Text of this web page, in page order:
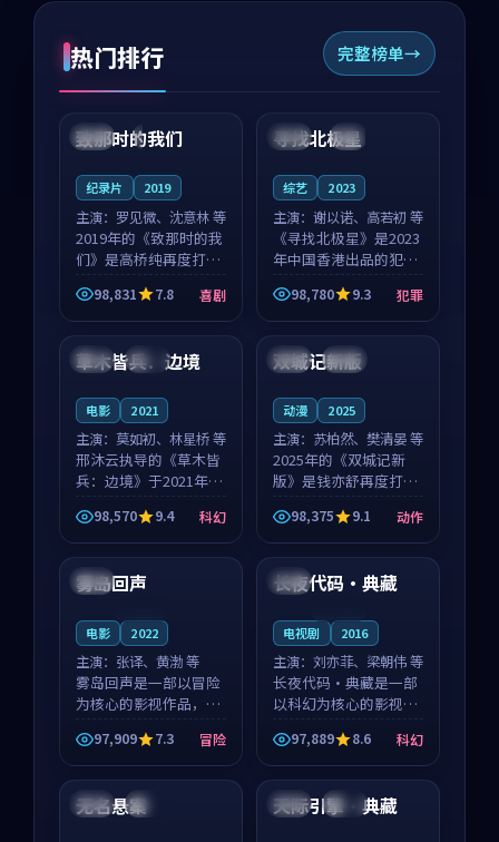
热门排行 完整榜单
中国 4K
99:22
致那时的我们
纪录片 2019
主演： 罗见微、沈意林 等
2019年的《致那时的我
们》是高桥纯再度打磨
的喜剧佳作。中国大陆
的取景与都市寓言的氛
围相互成就，罗见微与
沈意林的对手戏自然克
制，让整部影片在悬
98,831 7.8 喜剧
中国 4K
99:18
寻找北极星
综艺 2023
主演： 谢以诺、高若初 等
《寻找北极星》是2023
年中国香港出品的犯罪
新作，主创团队希望用
公路冒险的故事让观众
停下来想一想。谢以诺
领衔，高若初担任重要
角色，戚南柯的叙事
98,780 9.3 犯罪
泰国 独播
草木皆兵：边境
电影 2021
主演： 莫如初、林星桥 等
邢沐云执导的《草木皆
兵：边境》于2021年面
世，泰国的城市气质与
校园青春的人物心境共
同构筑了影片基调。莫
如初、林星桥用细腻的
表演撑起整部科幻电
98,570 9.4 科幻
中国 独播
双城记新版
动漫 2025
主演： 苏柏然、樊清晏 等
2025年的《双城记新
版》是钱亦舒再度打磨
的动作佳作。中国大陆
的取景与沙漠探险的氛
围相互成就，苏柏然与
樊清晏的对手戏自然克
制，让整部影片在悬念
98,375 9.1 动作
法国
雾岛回声
电影 2022
主演： 张译、黄渤 等
雾岛回声是一部以冒险
为核心的影视作品，围
绕危机、反转与人物成
长展开，整体节奏紧
凑，值得推荐观看。
97,909 7.3 冒险
中国
长夜代码·典藏
电视剧 2016
主演： 刘亦菲、梁朝伟 等
长夜代码·典藏是一部
以科幻为核心的影视作
品，围绕危机、反转与
人物成长展开，整体节
奏紧凑，值得推荐观
看。
97,889 8.6 科幻
中国 热播
无名悬案 泰国 院线
天际引擎·典藏